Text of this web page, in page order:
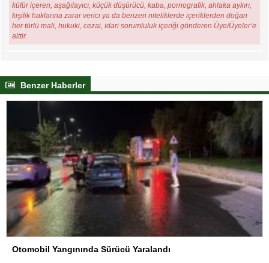
küfür içeren, aşağılayıcı, küçük düşürücü, kaba, pornografik, ahlaka aykırı,
kişilik haklarına zarar verici ya da benzeri niteliklerde içeriklerden doğan
her türlü mali, hukuki, cezai, idari sorumluluk içeriği gönderen Üye/Üyeler’e
aittir.
Benzer Haberler
Otomobil Yangınında Sürücü Yaralandı